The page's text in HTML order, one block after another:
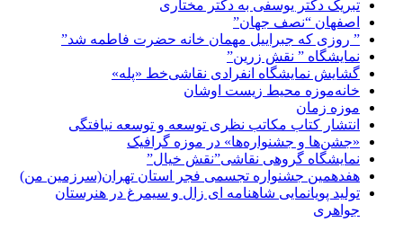
تبریک دکتر یوسفی به دکتر مختاری
اصفهان “نصف جهان”
” روزی که جبراییل مهمان خانه حضرت فاطمه شد”
نمایشگاه ” نقش زرین”
گشایش نمایشگاه انفرادی نقاشی‌خط «پله»
خانه‌موزه محیط‌ زیست اوشان
موزه زمان
انتشار کتاب مکاتب نظری توسعه و توسعه نیافتگی
«جشن‌ها و جشنواره‌ها» در موزه گرافیک
نمایشگاه گروهی نقاشی”نقش خیال”
هفدهمین جشنواره تجسمی فجر استان تهران(سرزمین من)
تولید پویانمایی شاهنامه ای زال و سیمرغ در هنرستان
جواهری